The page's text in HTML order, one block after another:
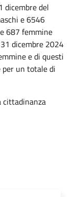
dicembre del
e 6546
687 femmine
dicembre 2024
e di questi
per un totale di
cittadinanza